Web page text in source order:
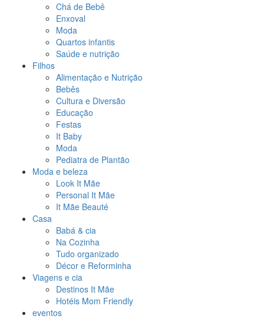
Chá de Bebê
Enxoval
Moda
Quartos infantis
Saúde e nutrição
Filhos
Alimentação e Nutrição
Bebês
Cultura e Diversão
Educação
Festas
It Baby
Moda
Pediatra de Plantão
Moda e beleza
Look It Mãe
Personal It Mãe
It Mãe Beauté
Casa
Babá & cia
Na Cozinha
Tudo organizado
Décor e Reforminha
Viagens e cia
Destinos It Mãe
Hotéis Mom Friendly
eventos